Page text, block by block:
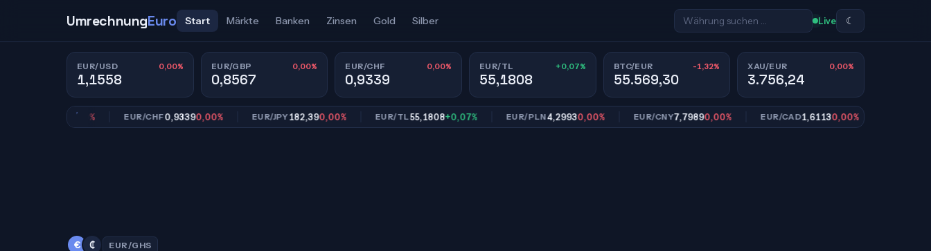
UmrechnungEuro Start Märkte Banken Zinsen Gold Silber Live ☾
EUR/USD 0,00%
1,1558
EUR/GBP 0,00%
0,8567
EUR/CHF 0,00%
0,9339
EUR/TL +0,07%
55,1808
BTC/EUR -1,32%
55.569,30
XAU/EUR 0,00%
3.756,24
EUR/CHF0,93390,00% EUR/JPY182,390,00% EUR/TL55,1808+0,07% EUR/PLN4,29930,00% EUR/CNY7,79890,00% EUR/CAD1,61130,00%
€ ₵ EUR/GHS